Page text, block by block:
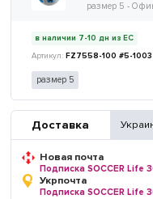
размер 5 -
в наличии 7-10 дн из ЕС
FZ7558-100 #5-1003
размер 5
Доставка
Новая почта
Подписка SOCCER Life
Укрпочта
Подписка SOCCER Life